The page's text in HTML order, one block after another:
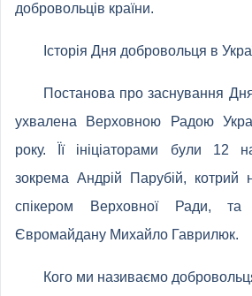
добровольців країни.
Історія Дня добровольця в
Постанова про заснування
ухвалена Верховною Радою
року. Її ініціаторами були 12
зокрема Андрій Парубій,
спікером Верховної Ради, та
Євромайдану Михайло Гаврилюк.
Кого ми називаємо